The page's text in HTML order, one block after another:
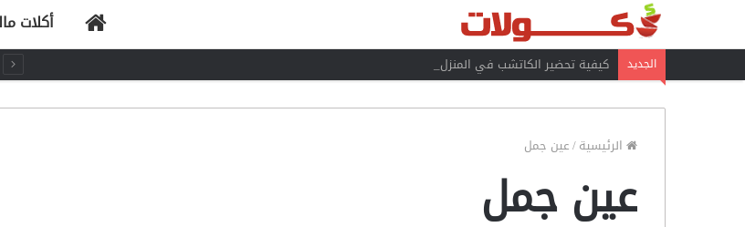
الرئيسية
أكلات
الجديد كيفية تحضير الكاتشب في المنزل
الرئيسية/عين جمل
عين جمل